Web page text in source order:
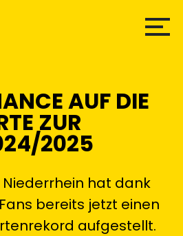
AUF DIE
ZUR
2025
Niederrhein hat dank
bereits jetzt einen
aufgestellt.